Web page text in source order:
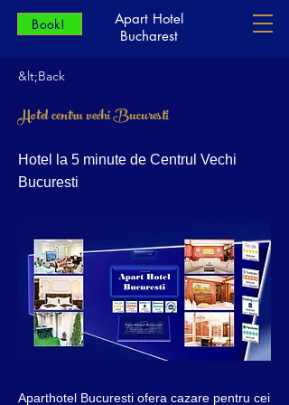
Apart Hotel
Bucharest
Book!
&lt;Back
Hotel centru vechi Bucuresti
Hotel la 5 minute de Centrul Vechi
Bucuresti
Aparthotel Bucuresti ofera cazare pentru cei